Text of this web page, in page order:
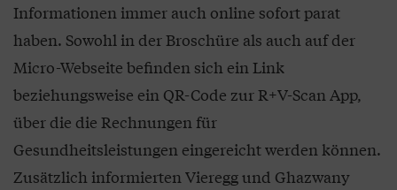
Informationen immer auch online sofort parat
haben. Sowohl in der Broschüre als auch auf der
Micro-Webseite befinden sich ein Link
beziehungsweise ein QR-Code zur R+V-Scan App,
über die die Rechnungen für
Gesundheitsleistungen eingereicht werden können.
Zusätzlich informierten Vieregg und Ghazwany